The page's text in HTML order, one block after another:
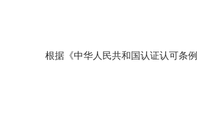
根据《中华人民共和国认证认可条